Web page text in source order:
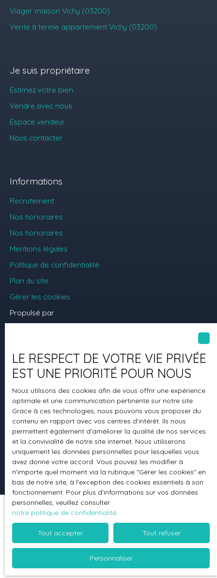
Viager maison Vichy (03200)
Vente à terme appartement Vichy (03200)
Je suis propriétaire
Estimez votre bien
Vendre avec nous
Espace vendeur
Nous contacter
Informations
Recrutement
Nos honoraires
Nos honoraires
Mentions légales
Politique de confidentialité
Plan du site
Gérer les cookies
Propulsé par
+33 4 70 98 24 64
26 RUE DE PARIS
03200 Vichy
LE RESPECT DE VOTRE VIE PRIVÉE
EST UNE PRIORITÉ POUR NOUS
Nous utilisons des cookies afin de vous offrir une expérience
optimale et une communication pertinente sur notre site.
Grace à ces technologies, nous pouvons vous proposer du
contenu en rapport avec vos centres d'intérêt. Ils nous
permettent également d'améliorer la qualité de nos services
et la convivialité de notre site internet. Nous utiliserons
uniquement les données personnelles pour lesquelles vous
avez donné votre accord. Vous pouvez les modifier à
n'importe quel moment via la rubrique ″Gérer les cookies″ en
bas de notre site, à l'exception des cookies essentiels à son
fonctionnement. Pour plus d'informations sur vos données
personnelles, veuillez consulter
notre politique de confidentialité.
Tout accepter Tout refuser
Personnaliser